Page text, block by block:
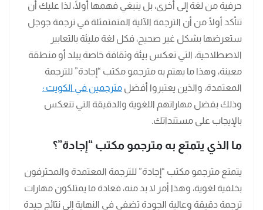
حرفية من لغة إلى أخرى، بل ينبغي فهمها أولًا، لذا عليك أن
تتأكد أولًا من أن الترجمة الآلية المتمتمثلة في ترجمة جوجل
ستعرضها بشكل غير صحيح، فكل لغة مليئة بالتعابير
الاصطلاحية، التي تعكس بيئة وثقافة خاصة ببلد أو منطقة
معينة، وهذا ما يهتم به مترجمو مكتب “إجادة” للترجمة
المعتمدة، والذين يعتبروا أفضل مترجمين في الكويت ؛
وذلك بفضل مهاراتهم اللغوية والدقيقة التي تنعكس
بالإيجاب على مستنداتك.
ما الذي يتمتع به مترجمو مكتب “إجادة”؟
يتمتع مترجمو مكتب “إجادة” للترجمة المعتمدة والمحترفون
بخلفية لغوية، وهذا أمر لا بد منه، فعادة ما يمتلكون مهارات
ترجمة دقيقة وعالية الجودة تضفي في النهاية إلى نتائج جيدة